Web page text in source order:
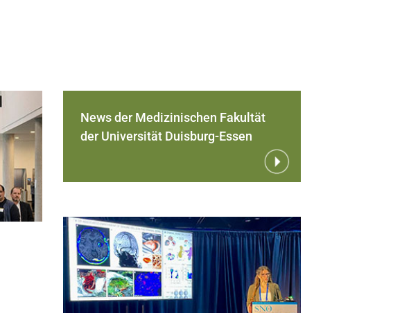
News der Medizinischen Fakultät
der Universität Duisburg-Essen